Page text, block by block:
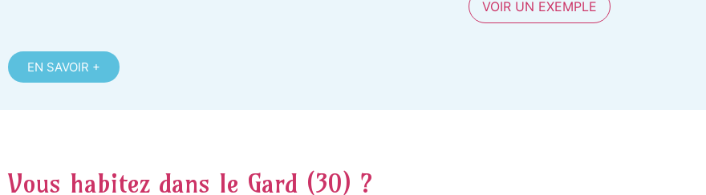
VOIR UN EXEMPLE
EN SAVOIR +
Vous habitez dans le Gard (30) ?